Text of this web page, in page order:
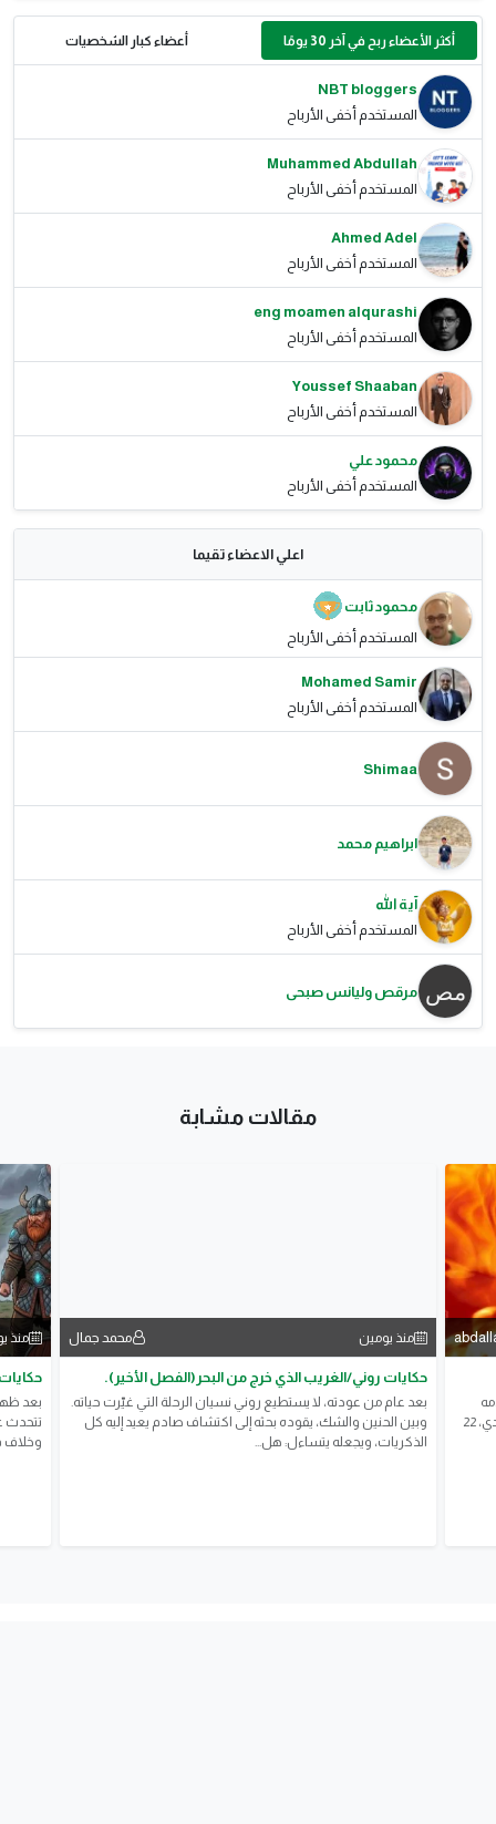
أكثر الأعضاء ربح في آخر 30 يومًا أعضاء كبار الشخصيات
NBT bloggers
المستخدم أخفى الأرباح
Muhammed Abdullah
المستخدم أخفى الأرباح
Ahmed Adel
المستخدم أخفى الأرباح
eng moamen alqurashi
المستخدم أخفى الأرباح
Youssef Shaaban
المستخدم أخفى الأرباح
محمود علي
المستخدم أخفى الأرباح
اعلي الاعضاء تقيما
محمود ثابت
المستخدم أخفى الأرباح
Mohamed Samir
المستخدم أخفى الأرباح
Shimaa
ابراهيم محمد
آية الله
المستخدم أخفى الأرباح
مرقص وليانس صبحى
مقالات مشابة
تقيل شوية بس قلبه طيب. بيكره الزحمة وبيحب الكتب, ساندي، 22
منذ يومين محمد جمال
حكايات روني/الغريب الذي خرج من البحر(الفصل الأخير).
بعد عام من عودته، لا يستطيع روني نسيان الرحلة التي غيّرت حياته.
وبين الحنين والشك، يقوده بحثه إلى اكتشاف صادم يعيد إليه كل
الذكريات، ويجعله يتساءل: هل...
منذ
بعد
تتحدث
وخلاف